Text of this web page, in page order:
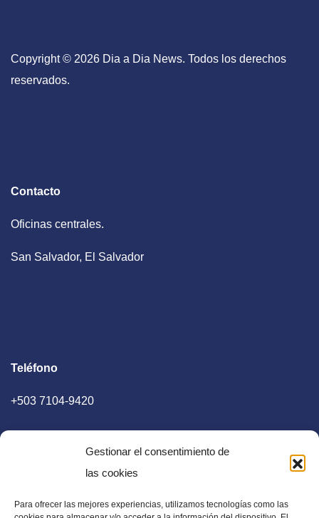
Gestionar el consentimiento de
las cookies
Para ofrecer las mejores experiencias, utilizamos tecnologías como las
Copyright © 2026 Dia a Dia News. Todos los derechos
reservados.
Contacto
Oficinas centrales.
San Salvador, El Salvador
Teléfono
+503 7104-9420
E-mail